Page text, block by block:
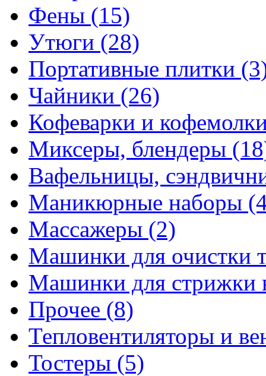
Фены (15)
Утюги (28)
Портативные плитки
Чайники (26)
Кофеварки и
Миксеры, блендеры
Вафельницы,
Маникюрные наборы
Массажеры (2)
Машинки для очистки
Машинки для стрижки
Прочее (8)
Тепловентиляторы и
Тостеры (5)